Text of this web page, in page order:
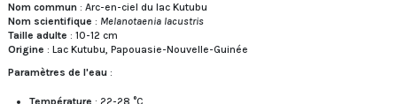
Nom commun : Arc-en-ciel du lac Kutubu
Nom scientifique : Melanotaenia lacustris
Taille adulte : 10-12 cm
Origine : Lac Kutubu, Papouasie-Nouvelle-Guinée
Paramètres de l'eau :
Température : 22-28 °C